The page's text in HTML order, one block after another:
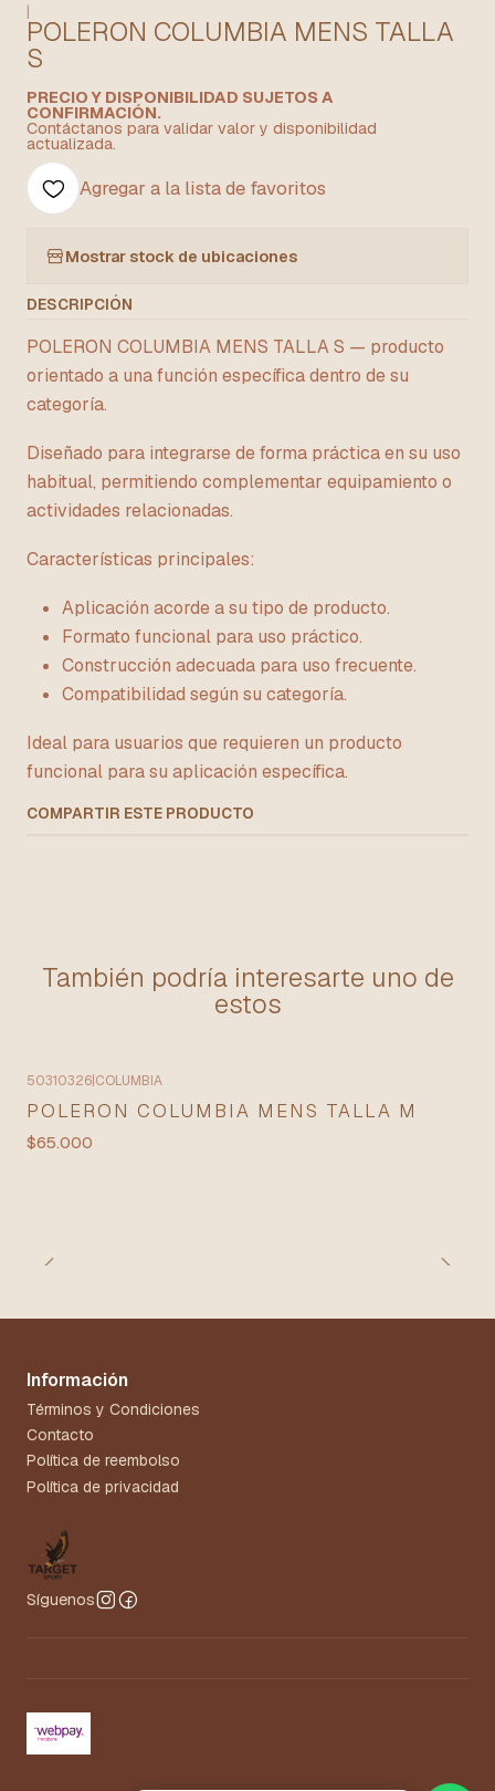
|
POLERON COLUMBIA MENS TALLA
S
PRECIO Y DISPONIBILIDAD SUJETOS A
CONFIRMACIÓN.
Contáctanos para validar valor y disponibilidad
actualizada.
Agregar a la lista de favoritos
Mostrar stock de ubicaciones
DESCRIPCIÓN
POLERON COLUMBIA MENS TALLA S — producto
orientado a una función específica dentro de su
categoría.
Diseñado para integrarse de forma práctica en su uso
habitual, permitiendo complementar equipamiento o
actividades relacionadas.
Características principales:
Aplicación acorde a su tipo de producto.
Formato funcional para uso práctico.
Construcción adecuada para uso frecuente.
Compatibilidad según su categoría.
Ideal para usuarios que requieren un producto
funcional para su aplicación específica.
COMPARTIR ESTE PRODUCTO
También podría interesarte uno de
estos
50310326 COLUMBIA
POLERON COLUMBIA MENS TALLA M
$65.000
Información
Términos y Condiciones
Contacto
Política de reembolso
Política de privacidad
Síguenos